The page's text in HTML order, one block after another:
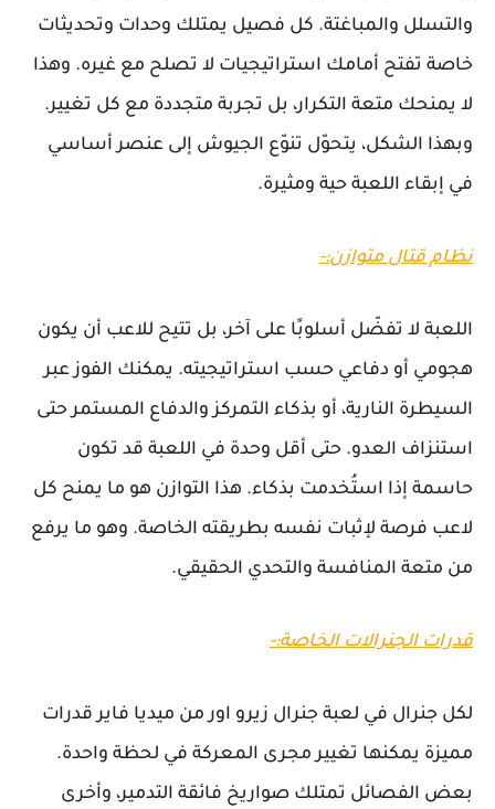
والتسلل والمباغتة. كل فصيل يمتلك وحدات وتحديثات
خاصة تفتح أمامك استراتيجيات لا تصلح مع غيره. وهذا
لا يمنحك متعة التكرار، بل تجربة متجددة مع كل تغيير.
وبهذا الشكل، يتحوّل تنوّع الجيوش إلى عنصر أساسي
في إبقاء اللعبة حية ومثيرة.
نظام قتال متوازن:-
اللعبة لا تفضّل أسلوبًا على آخر، بل تتيح للاعب أن يكون
هجومي أو دفاعي حسب استراتيجيته. يمكنك الفوز عبر
السيطرة النارية، أو بذكاء التمركز والدفاع المستمر حتى
استنزاف العدو. حتى أقل وحدة في اللعبة قد تكون
حاسمة إذا استُخدمت بذكاء. هذا التوازن هو ما يمنح كل
لاعب فرصة لإثبات نفسه بطريقته الخاصة. وهو ما يرفع
من متعة المنافسة والتحدي الحقيقي.
قدرات الجنرالات الخاصة:-
لكل جنرال في لعبة جنرال زيرو اور من ميديا فاير قدرات
مميزة يمكنها تغيير مجرى المعركة في لحظة واحدة.
بعض الفصائل تمتلك صواريخ فائقة التدمير، وأخرى